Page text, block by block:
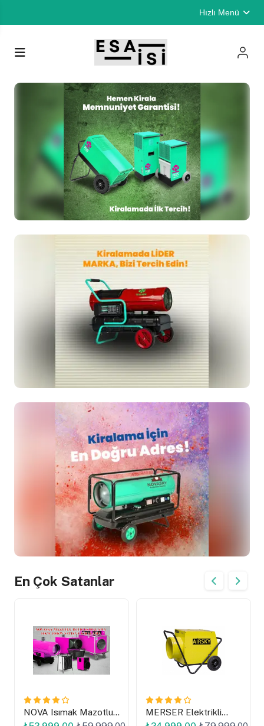
Hızlı Menü
En Çok Satanlar
NOVA Isımak Mazotlu
Isıtıcı N50
MERSER Elektrikli
Isımak Isıtıcı Kiralama